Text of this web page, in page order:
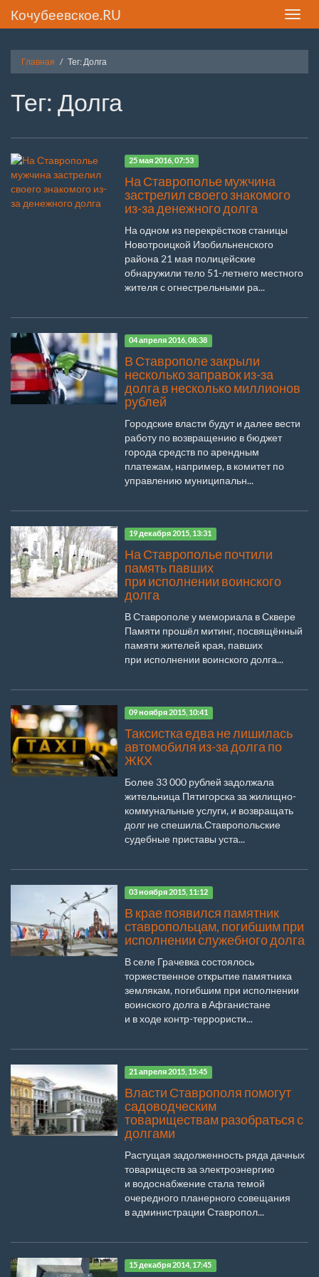
Toggle
Кочубеевское.RU
Главная Тег: Долга
Тег: Долга
25 мая 2016, 07:53
На Ставрополье мужчина
застрелил своего знакомого
из-за денежного долга
На одном из перекрёстков станицы
Новотроицкой Изобильненского
района 21 мая полицейские
обнаружили тело 51-летнего местного
жителя с огнестрельными ра...
04 апреля 2016, 08:38
В Ставрополе закрыли
несколько заправок из-за
долга в несколько миллионов
рублей
Городские власти будут и далее вести
работу по возвращению в бюджет
города средств по арендным
платежам, например, в комитет по
управлению муниципальн...
19 декабря 2015, 13:31
На Ставрополье почтили
память павших
при исполнении воинского
долга
В Ставрополе у мемориала в Сквере
Памяти прошёл митинг, посвящённый
памяти жителей края, павших
при исполнении воинского долга...
09 ноября 2015, 10:41
Таксистка едва не лишилась
автомобиля из-за долга по
ЖКХ
Более 33 000 рублей задолжала
жительница Пятигорска за жилищно-
коммунальные услуги, и возвращать
долг не спешила.Ставропольские
судебные приставы уста...
03 ноября 2015, 11:12
В крае появился памятник
ставропольцам, погибшим при
исполнении служебного долга
В селе Грачевка состоялось
торжественное открытие памятника
землякам, погибшим при исполнении
воинского долга в Афганистане
и в ходе контр-террористи...
21 апреля 2015, 15:45
Власти Ставрополя помогут
садоводческим
товариществам разобраться с
долгами
Растущая задолженность ряда дачных
товариществ за электроэнергию
и водоснабжение стала темой
очередного планерного совещания
в администрации Ставропол...
15 декабря 2014, 17:45